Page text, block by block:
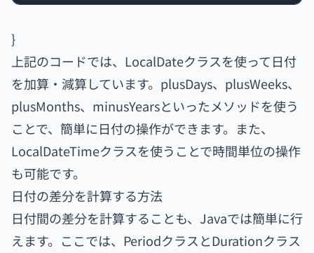
}
上記のコードでは、LocalDateクラスを使って日付
を加算・減算しています。plusDays、plusWeeks、
plusMonths、minusYearsといったメソッドを使う
ことで、簡単に日付の操作ができます。また、
LocalDateTimeクラスを使うことで時間単位の操作
も可能です。
日付の差分を計算する方法
日付間の差分を計算することも、Javaでは簡単に行
えます。ここでは、PeriodクラスとDurationクラス